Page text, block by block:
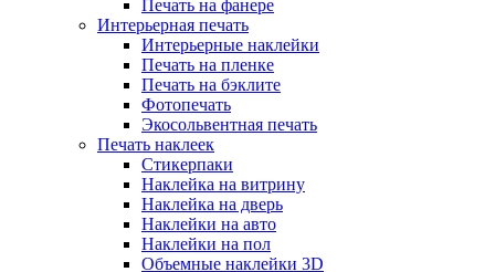
Печать на фанере
Интерьерная печать
Интерьерные наклейки
Печать на пленке
Печать на бэклите
Фотопечать
Экосольвентная печать
Печать наклеек
Стикерпаки
Наклейка на витрину
Наклейка на дверь
Наклейки на авто
Наклейки на пол
Объемные наклейки 3D